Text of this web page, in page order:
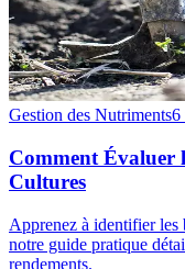
Gestion des Nutriments6
Comment Évaluer
Cultures
Apprenez à identifier les
notre guide pratique
rendements.